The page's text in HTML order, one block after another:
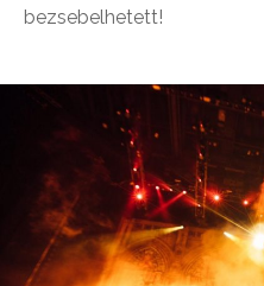
bezsebelhetett!